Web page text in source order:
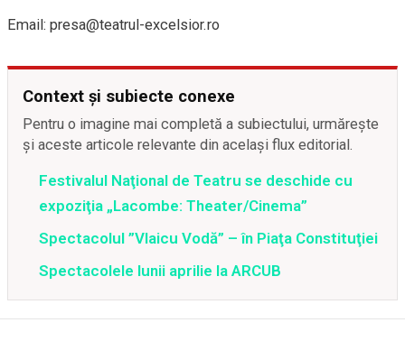
Email: presa@teatrul-excelsior.ro
Context și subiecte conexe
Pentru o imagine mai completă a subiectului, urmărește
și aceste articole relevante din același flux editorial.
Festivalul Naţional de Teatru se deschide cu
expoziţia „Lacombe: Theater/Cinema”
Spectacolul ”Vlaicu Vodă” – în Piaţa Constituţiei
Spectacolele lunii aprilie la ARCUB